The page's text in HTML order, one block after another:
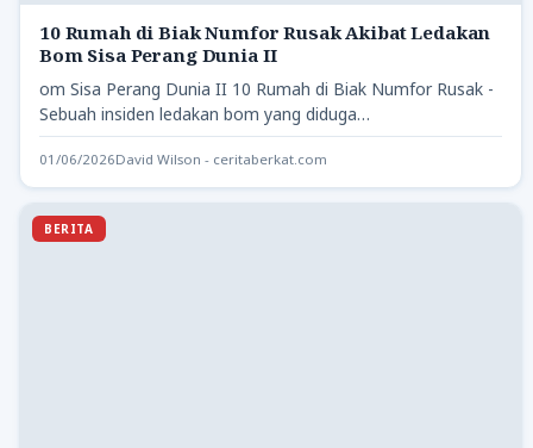
10 Rumah di Biak Numfor Rusak Akibat Ledakan
Bom Sisa Perang Dunia II
om Sisa Perang Dunia II 10 Rumah di Biak Numfor Rusak -
Sebuah insiden ledakan bom yang diduga…
01/06/2026David Wilson - ceritaberkat.com
BERITA